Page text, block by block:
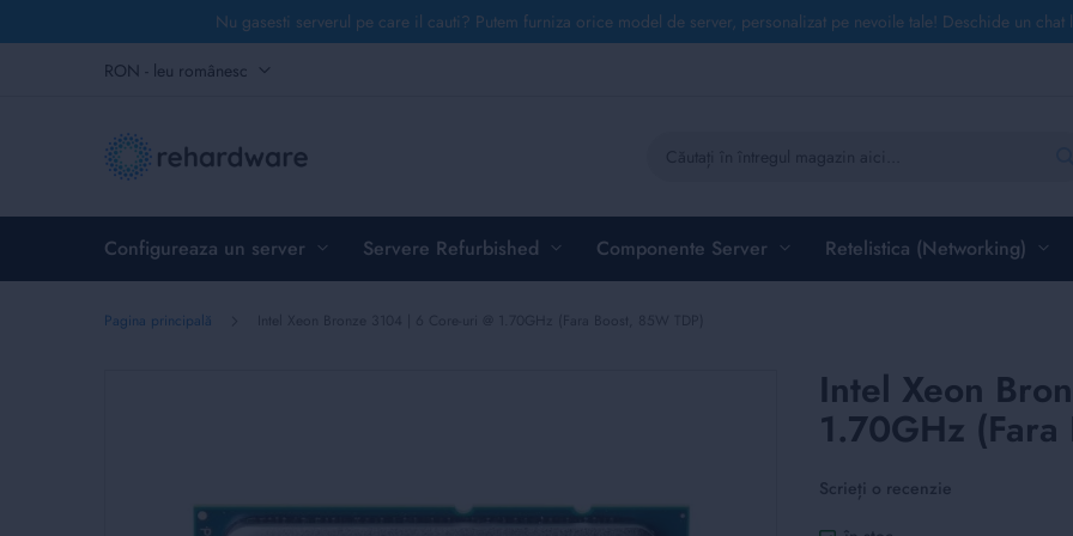
Nu gasesti serverul pe care il cauti? Putem furniza orice model de server, personalizat pe nevoile tale! Deschide un
la
RON - leu românesc
Configureaza un server Servere Refurbished Componente Server Retelistica (Networking)
Pagina principală
Intel Xeon
1.70GHz
Scrieți o recenzie